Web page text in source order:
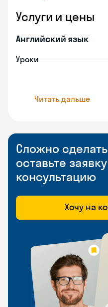
Услуги и цены
Английский язык
Уроки
Читать дальше
Сложно
оставьте
консультацию
Хочу на